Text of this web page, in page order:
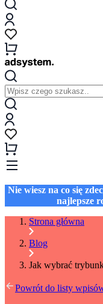
Nie wiesz na co się
najlepsze
Strona główna
Blog
Jak wybrać
Powrót do listy